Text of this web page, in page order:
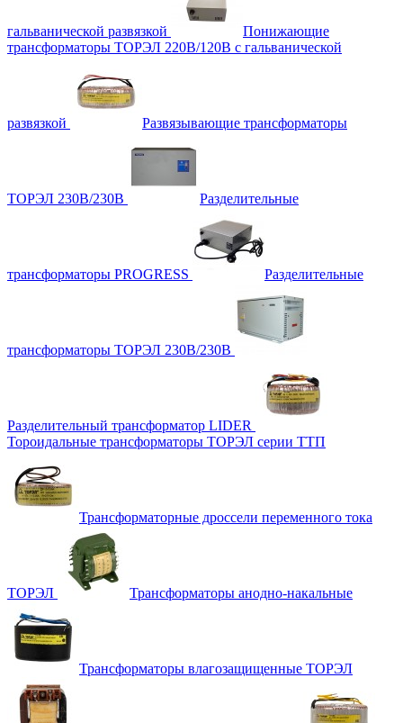
гальванической развязкой
Понижающие
трансформаторы ТОРЭЛ 220В/120В с гальванической
развязкой Развязывающие трансформаторы
ТОРЭЛ 230В/230В Разделительные
трансформаторы PROGRESS Разделительные
трансформаторы ТОРЭЛ 230В/230В
Разделительный трансформатор LIDER
Тороидальные трансформаторы ТОРЭЛ серии ТТП
Трансформаторные дроссели переменного тока
ТОРЭЛ Трансформаторы анодно-накальные
Трансформаторы влагозащищенные ТОРЭЛ